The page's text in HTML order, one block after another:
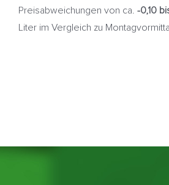
Preisabweichungen von ca. -0,10
Liter im Vergleich zu